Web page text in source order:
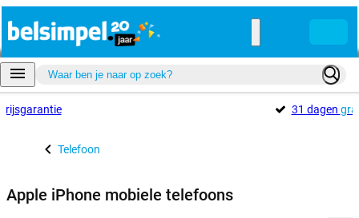
31 dagen
Telefoon
Apple iPhone mobiele telefoons